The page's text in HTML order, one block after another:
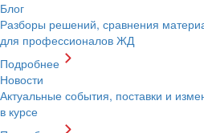
Блог
Разборы решений, сравнения
для профессионалов ЖД
Подробнее
Новости
Актуальные события, поставки и
в курсе